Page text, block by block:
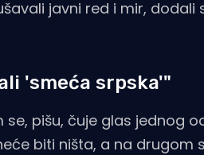
javni red i mir, dodali
'smeća srpska'"
pišu, čuje glas jednog
biti ništa, a na drugom